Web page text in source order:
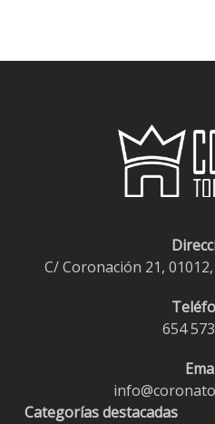
€8,95
C/ Coronación 21,
654
Categorías destacadas